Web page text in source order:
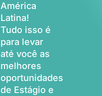
América
Latina!
Tudo isso é
para levar
até você as
melhores
oportunidades
de Estágio e